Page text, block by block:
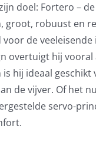
doel: Fortero –
groot, robuust en
de
overtuigt hij vooral
hij ideaal
de vijver. Of het
servo-